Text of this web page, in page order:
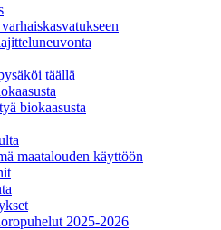
täällä
biokaasusta
maatalouden käyttöön
2025-2026